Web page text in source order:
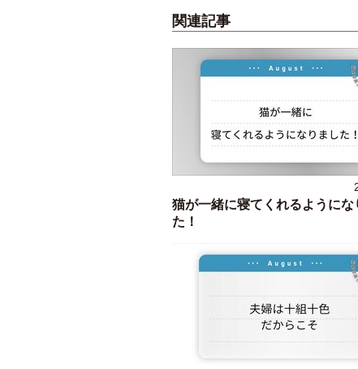
関連記事
猫が一緒に寝てくれるようにな
た！